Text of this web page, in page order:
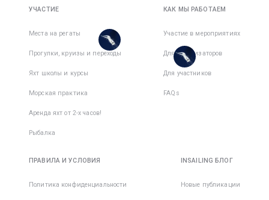
1командe
активный
Есть
места в
УЧАСТИЕ
Места на регаты
Прогулки, круизы и переходы
Яхт школы и курсы
Морская практика
Аренда яхт от 2-х часов!
Рыбалка
КАК МЫ РАБОТАЕМ
Участие в мероприятиях
Для организаторов
Для участников
FAQs
ПРАВИЛА И УСЛОВИЯ
Политика конфиденциальности
INSAILING БЛОГ
Новые публикации